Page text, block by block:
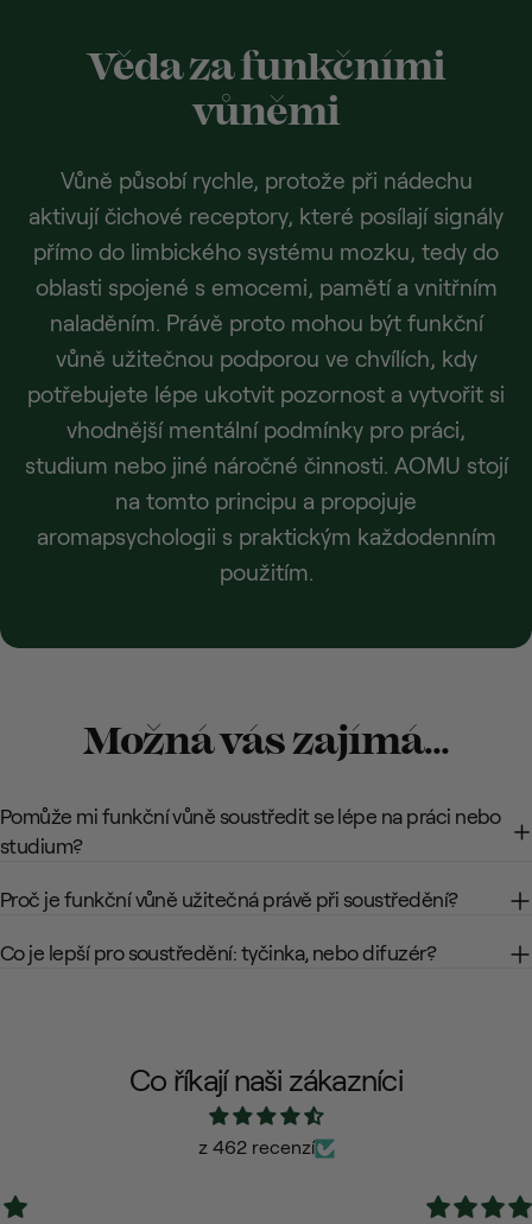
Věda za funkčními
vůněmi
Vůně působí rychle, protože při nádechu
aktivují čichové receptory, které posílají signály
přímo do limbického systému mozku, tedy do
oblasti spojené s emocemi, pamětí a vnitřním
naladěním. Právě proto mohou být funkční
vůně užitečnou podporou ve chvílích, kdy
potřebujete lépe ukotvit pozornost a vytvořit si
vhodnější mentální podmínky pro práci,
studium nebo jiné náročné činnosti. AOMU stojí
na tomto principu a propojuje
aromapsychologii s praktickým každodenním
použitím.
Možná vás zajímá…
Pomůže mi funkční vůně soustředit se lépe na práci nebo
studium?
Proč je funkční vůně užitečná právě při soustředění?
Co je lepší pro soustředění: tyčinka, nebo difuzér?
Co říkají naši zákazníci
z 462 recenzí